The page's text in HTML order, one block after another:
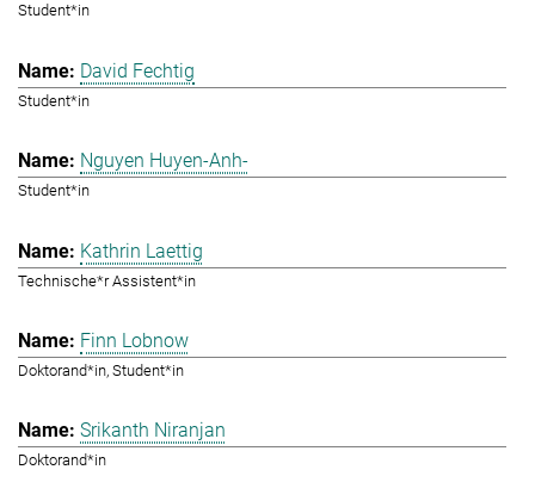
Student*in
David Fechtig
Student*in
Nguyen Huyen-Anh-
Student*in
Kathrin Laettig
Technische*r Assistent*in
Finn Lobnow
Doktorand*in, Student*in
Srikanth Niranjan
Doktorand*in